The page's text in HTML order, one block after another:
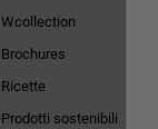
Wcollection
Brochures
Ricette
Prodotti sostenibili